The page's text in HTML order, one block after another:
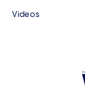
Videos